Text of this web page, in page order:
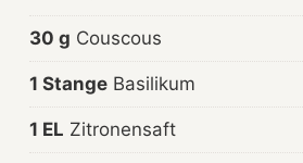
30 g Couscous
1 Stange Basilikum
1 EL Zitronensaft